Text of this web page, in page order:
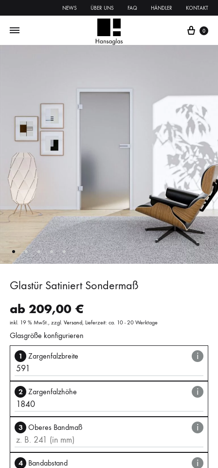
NEWS ÜBER UNS FAQ HÄNDLER KONTAKT
0
Glastür Satiniert Sondermaß
ab 209,00 €
inkl. 19 % MwSt. zzgl. Versand Lieferzeit: ca. 10 - 20 Werktage
Glasgröße konfigurieren
1 Zargenfalzbreite i
2 Zargenfalzhöhe i
3 Oberes Bandmaß i
4 Bandabstand i